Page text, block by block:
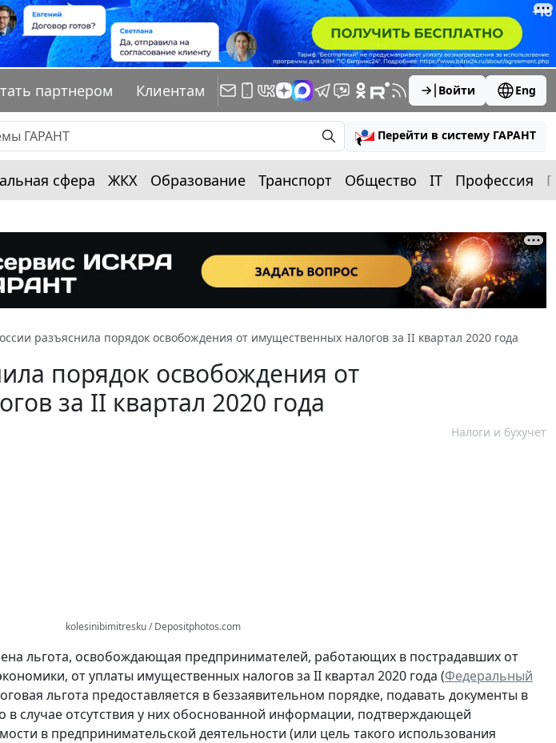
партнером Клиентам Войти Eng
Перейти в систему ГАРАНТ
сфера ЖКХ Образование Транспорт Общество IT Профессия
разъяснила порядок освобождения от имущественных налогов за II квартал 2020 года
порядок освобождения от
за II квартал 2020 года
Налоги и бухучет
kolesinibimitresku / Depositphotos.com
льгота, освобождающая предпринимателей, работающих в пострадавших от
от уплаты имущественных налогов за II квартал 2020 года (Федеральный
льгота предоставляется в беззаявительном порядке, подавать документы в
в случае отсутствия у них обоснованной информации, подтверждающей
в предпринимательской деятельности (или цель такого использования